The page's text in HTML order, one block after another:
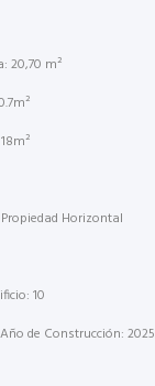
20,70 m²
Propiedad Horizontal
10
Año de Construcción: 2025